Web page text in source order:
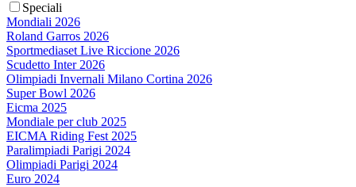
Speciali
Mondiali 2026
Roland Garros 2026
Sportmediaset Live Riccione 2026
Scudetto Inter 2026
Olimpiadi Invernali Milano Cortina 2026
Super Bowl 2026
Eicma 2025
Mondiale per club 2025
EICMA Riding Fest 2025
Paralimpiadi Parigi 2024
Olimpiadi Parigi 2024
Euro 2024